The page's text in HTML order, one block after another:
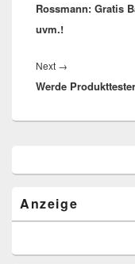
post:
Rossmann: Gratis
uvm.!
Next →
post:
Werde
Anzeige